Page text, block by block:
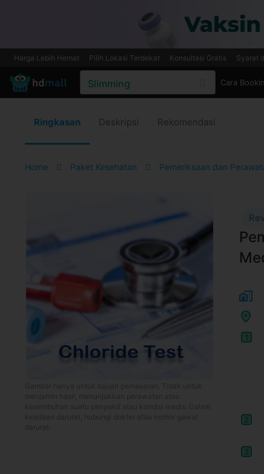
Harga Lebih Hemat Pilih Lokasi Terdekat Konsultasi Gratis Syarat
Cara
Ringkasan Deskripsi Rekomendasi
Home Paket Kesehatan Pemeriksaan dan
1
2
3